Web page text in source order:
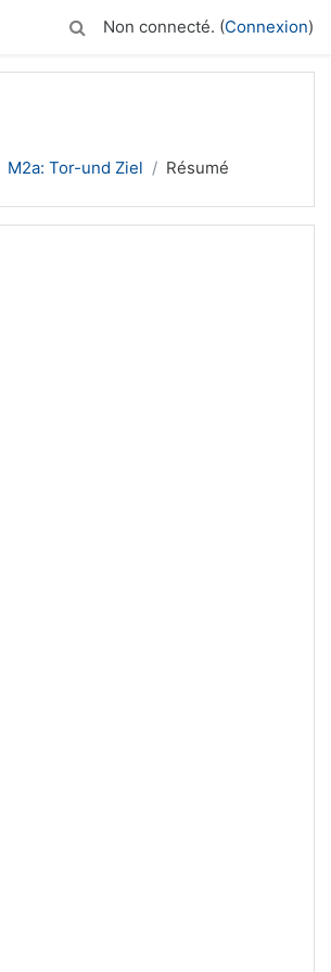
Non connecté. (Connexion)
M2a: Tor-und Ziel Résumé